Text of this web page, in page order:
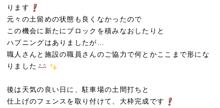
ります
元々の土留めの状態も良くなかったので
この機会に新たにブロックを積みなおしたりと
ハプニングはありましたが…
職人さんと施設の職員さんのご協力で何とかここまで形にな
りました
後は天気の良い日に、駐車場の土間打ちと
仕上げのフェンスを取り付けて、大枠完成です